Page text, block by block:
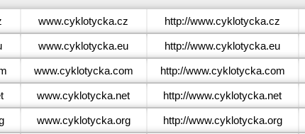
www.cyklotycka.cz http://www.cyklotycka.cz
www.cyklotycka.eu http://www.cyklotycka.eu
www.cyklotycka.com http://www.cyklotycka.com
www.cyklotycka.net http://www.cyklotycka.net
www.cyklotycka.org http://www.cyklotycka.org